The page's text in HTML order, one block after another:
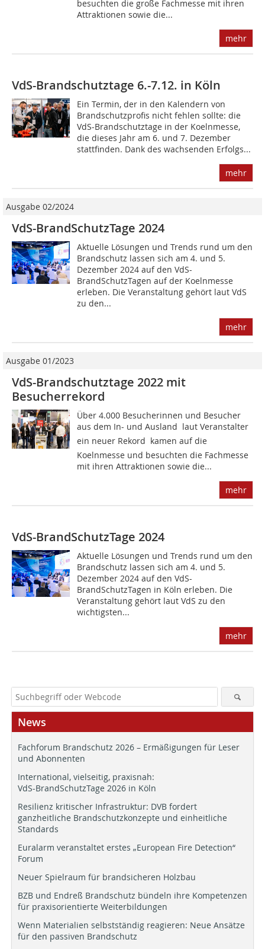
besuchten die große Fachmesse mit ihren
Attraktionen sowie die...
mehr
VdS-Brandschutztage 6.-7.12. in Köln
Ein Termin, der in den Kalendern von
Brandschutzprofis nicht fehlen sollte: die
VdS-Brandschutztage in der Koelnmesse,
die dieses Jahr am 6. und 7. Dezember
stattfinden. Dank des wachsenden Erfolgs...
mehr
Ausgabe 02/2024
VdS-BrandSchutzTage 2024
Aktuelle Lösungen und Trends rund um den
Brandschutz lassen sich am 4. und 5.
Dezember 2024 auf den VdS-
BrandSchutzTagen auf der Koelnmesse
erleben. Die Veranstaltung gehört laut VdS
zu den...
mehr
Ausgabe 01/2023
VdS-Brandschutztage 2022 mit
Besucherrekord
Über 4.000 Besucherinnen und Besucher
aus dem In- und Ausland  laut Veranstalter
ein neuer Rekord  kamen auf die
Koelnmesse und besuchten die Fachmesse
mit ihren Attraktionen sowie die...
mehr
VdS-BrandSchutzTage 2024
Aktuelle Lösungen und Trends rund um den
Brandschutz lassen sich am 4. und 5.
Dezember 2024 auf den VdS-
BrandSchutzTagen in Köln erleben. Die
Veranstaltung gehört laut VdS zu den
wichtigsten...
mehr
News
Fachforum Brandschutz 2026 – Ermäßigungen für Leser
und Abonnenten
International, vielseitig, praxisnah:
VdS-BrandSchutzTage 2026 in Köln
Resilienz kritischer Infrastruktur: DVB fordert
ganzheitliche Brandschutzkonzepte und einheitliche
Standards
Euralarm veranstaltet erstes „European Fire Detection“
Forum
Neuer Spielraum für brandsicheren Holzbau
BZB und Endreß Brandschutz bündeln ihre Kompetenzen
für praxisorientierte Weiterbildungen
Wenn Materialien selbstständig reagieren: Neue Ansätze
für den passiven Brandschutz